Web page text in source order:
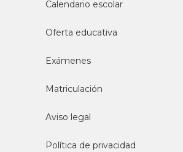
Calendario escolar
Oferta educativa
Exámenes
Matriculación
Aviso legal
Política de privacidad